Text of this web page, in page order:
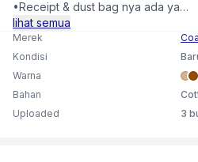
•Receipt & dust bag nya ada ya
•Pemakain 1-2x aja
lihat semua
Merek
Kondisi
Warna
Bahan
Uploaded
3